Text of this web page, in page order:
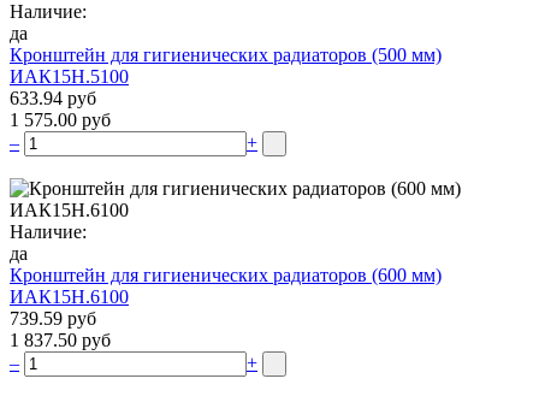
Наличие:
да
Кронштейн для гигиенических радиаторов (500 мм)
ИАК15Н.5100
633.94 руб
1 575.00 руб
–
+
Наличие:
да
Кронштейн для гигиенических радиаторов (600 мм)
ИАК15Н.6100
739.59 руб
1 837.50 руб
–
+